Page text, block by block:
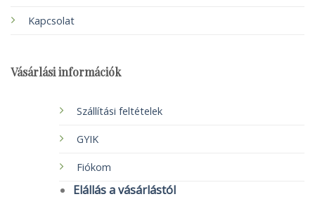
Kapcsolat
Vásárlási információk
Szállítási feltételek
GYIK
Fiókom
Elállás a vásárlástól